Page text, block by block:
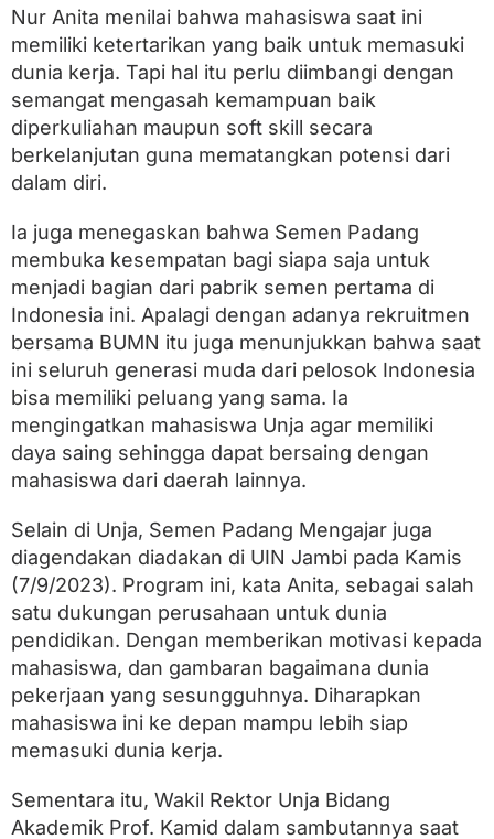
h
a
s
i
s
w
a
U
n
Nur Anita menilai bahwa mahasiswa saat ini
memiliki ketertarikan yang baik untuk memasuki
dunia kerja. Tapi hal itu perlu diimbangi dengan
semangat mengasah kemampuan baik
diperkuliahan maupun soft skill secara
berkelanjutan guna mematangkan potensi dari
dalam diri.
Ia juga menegaskan bahwa Semen Padang
membuka kesempatan bagi siapa saja untuk
menjadi bagian dari pabrik semen pertama di
Indonesia ini. Apalagi dengan adanya rekruitmen
bersama BUMN itu juga menunjukkan bahwa saat
ini seluruh generasi muda dari pelosok Indonesia
bisa memiliki peluang yang sama. Ia
mengingatkan mahasiswa Unja agar memiliki
daya saing sehingga dapat bersaing dengan
mahasiswa dari daerah lainnya.
Selain di Unja, Semen Padang Mengajar juga
diagendakan diadakan di UIN Jambi pada Kamis
(7/9/2023). Program ini, kata Anita, sebagai salah
satu dukungan perusahaan untuk dunia
pendidikan. Dengan memberikan motivasi kepada
mahasiswa, dan gambaran bagaimana dunia
pekerjaan yang sesungguhnya. Diharapkan
mahasiswa ini ke depan mampu lebih siap
memasuki dunia kerja.
Sementara itu, Wakil Rektor Unja Bidang
Akademik Prof. Kamid dalam sambutannya saat